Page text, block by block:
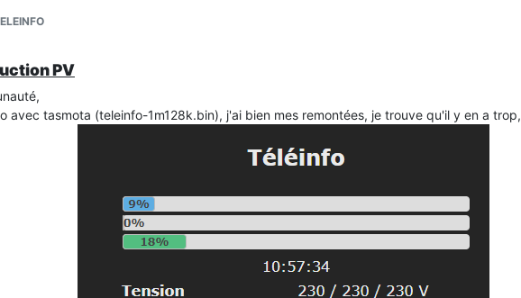
PV
avec tasmota (teleinfo-1m128k.bin), j'ai bien mes remontées, je trouve qu'il y en a trop,